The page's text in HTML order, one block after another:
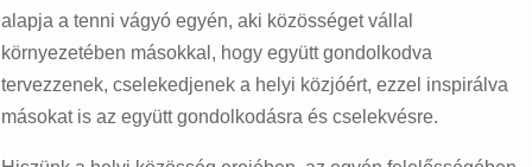
alapja a tenni vágyó egyén, aki közösséget vállal
környezetében másokkal, hogy együtt gondolkodva
tervezzenek, cselekedjenek a helyi közjóért, ezzel inspirálva
másokat is az együtt gondolkodásra és cselekvésre.